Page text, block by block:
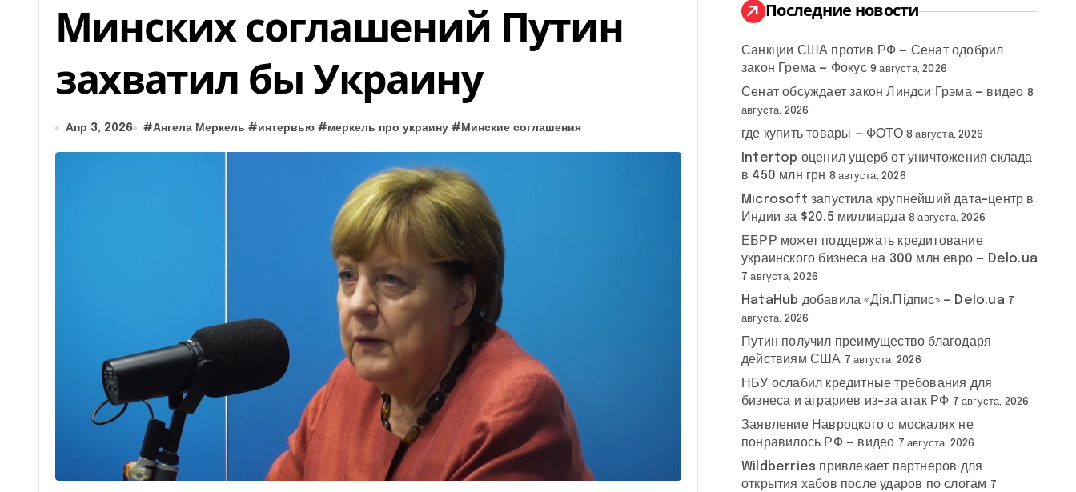
Минских соглашений Путин
захватил бы Украину
Апр 3, 2026 #Ангела Меркель #интервью #меркель про украину #Минские соглашения
:
Последние новости
Санкции США против РФ — Сенат одобрил
закон Грема — Фокус 9 августа, 2026
Сенат обсуждает закон Линдси Грэма — видео 8
августа, 2026
где купить товары — ФОТО 8 августа, 2026
Intertop оценил ущерб от уничтожения склада
в 450 млн грн 8 августа, 2026
Microsoft запустила крупнейший дата-центр в
Индии за $20,5 миллиарда 8 августа, 2026
ЕБРР может поддержать кредитование
украинского бизнеса на 300 млн евро — Delo.ua
7 августа, 2026
HataHub добавила «Дія.Підпис» — Delo.ua 7
августа, 2026
Путин получил преимущество благодаря
действиям США 7 августа, 2026
НБУ ослабил кредитные требования для
бизнеса и аграриев из-за атак РФ 7 августа, 2026
Заявление Навроцкого о москалях не
понравилось РФ — видео 7 августа, 2026
Wildberries привлекает партнеров для
открытия хабов после ударов по слогам 7